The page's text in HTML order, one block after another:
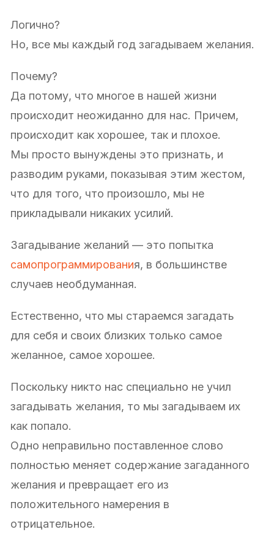
Логично?
Но, все мы каждый год загадываем желания.
Почему?
Да потому, что многое в нашей жизни
происходит неожиданно для нас. Причем,
происходит как хорошее, так и плохое.
Мы просто вынуждены это признать, и
разводим руками, показывая этим жестом,
что для того, что произошло, мы не
прикладывали никаких усилий.
Загадывание желаний — это попытка
самопрограммирования, в большинстве
случаев необдуманная.
Естественно, что мы стараемся загадать
для себя и своих близких только самое
желанное, самое хорошее.
Поскольку никто нас специально не учил
загадывать желания, то мы загадываем их
как попало.
Одно неправильно поставленное слово
полностью меняет содержание загаданного
желания и превращает его из
положительного намерения в
отрицательное.